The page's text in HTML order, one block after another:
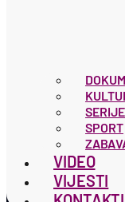
SERIJE
SPORT
VIDEO
VIJESTI